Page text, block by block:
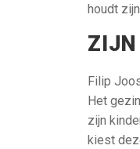
houdt
ZIJN
Filip
Het
zijn
kiest